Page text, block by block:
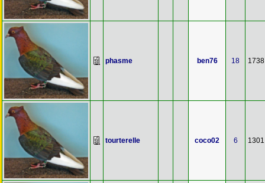
phasme ben76 18 1738
tourterelle coco02 6 1301